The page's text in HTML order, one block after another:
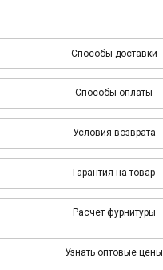
Способы доставки
Способы оплаты
Условия возврата
Гарантия на товар
Расчет фурнитуры
Узнать оптовые цены